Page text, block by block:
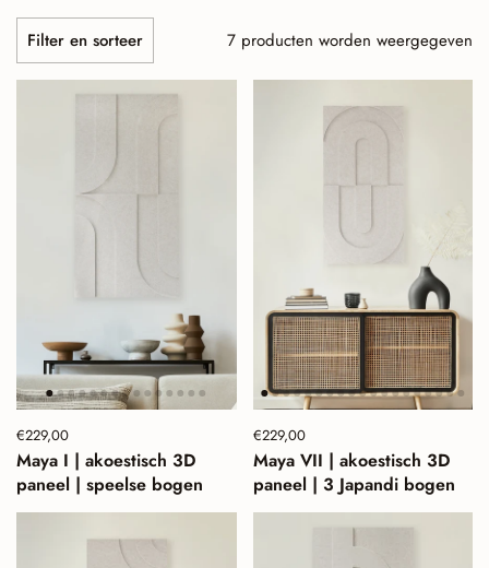
Filter en sorteer 7 producten worden weergegeven
Prijs:
€229,00
Maya I | akoestisch 3D
paneel | speelse bogen
Prijs:
€229,00
Maya VII | akoestisch 3D
paneel | 3 Japandi bogen